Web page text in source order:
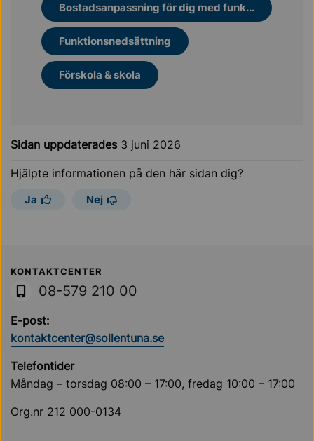
Bostadsanpassning för dig med funk...
Funktionsnedsättning
Förskola & skola
Sidan uppdaterades 3 juni 2026
Hjälpte informationen på den här sidan dig?
Ja Nej
Sollentuna Kommun
KONTAKTCENTER
08-579 210 00
E-post:
kontaktcenter@sollentuna.se
Telefontider
Måndag – torsdag 08:00 – 17:00, fredag 10:00 – 17:00
Org.nr 212 000-0134